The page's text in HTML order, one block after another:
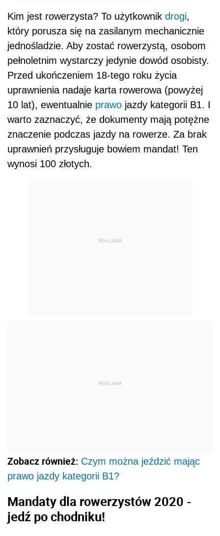
Kim jest rowerzysta? To użytkownik drogi,
który porusza się na zasilanym mechanicznie
jednośladzie. Aby zostać rowerzystą, osobom
pełnoletnim wystarczy jedynie dowód osobisty.
Przed ukończeniem 18-tego roku życia
uprawnienia nadaje karta rowerowa (powyżej
10 lat), ewentualnie prawo jazdy kategorii B1. I
warto zaznaczyć, że dokumenty mają potężne
znaczenie podczas jazdy na rowerze. Za brak
uprawnień przysługuje bowiem mandat! Ten
wynosi 100 złotych.
REKLAMA
REKLAMA
Zobacz również: Czym można jeździć mając
prawo jazdy kategorii B1?
Mandaty dla rowerzystów 2020 -
jedź po chodniku!